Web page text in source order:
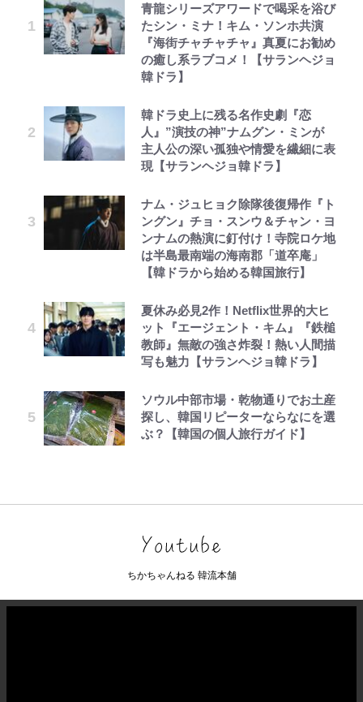
青龍シリーズアワードで喝采を浴び
たシン・ミナ！キム・ソンホ共演
『海街チャチャチャ』真夏にお勧め
の癒し系ラブコメ！【サランヘジョ
韓ドラ】
韓ドラ史上に残る名作史劇『恋
人』”演技の神”ナムグン・ミンが
主人公の深い孤独や情愛を繊細に表
現【サランヘジョ韓ドラ】
ナム・ジュヒョク除隊後復帰作『ト
ングン』チョ・スンウ＆チャン・ヨ
ンナムの熱演に釘付け！寺院ロケ地
は半島最南端の海南郡「道卒庵」
【韓ドラから始める韓国旅行】
夏休み必見2作！Netflix世界的大ヒ
ット『エージェント・キム』『鉄槌
教師』無敵の強さ炸裂！熱い人間描
写も魅力【サランヘジョ韓ドラ】
ソウル中部市場・乾物通りでお土産
探し、韓国リピーターならなにを選
ぶ？【韓国の個人旅行ガイド】
ちかちゃんねる 韓流本舗